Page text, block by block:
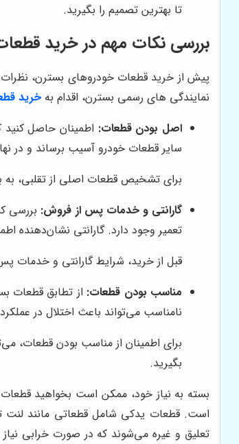
تا بهترین تصمیم را بگیرید.
بررسی نکات مهم در خرید
پیش از خرید قطعات خودروهای بسترن،
نمایندگی های رسمی بسترن، اقدام به خرید
اصل بودن قطعات: اطمینان حاصل کنید
سایر قطعات خودرو آسیب برساند و در
برای تشخیص قطعات اصلی از تقلبی، به
گارانتی و خدمات پس از فروش: بررسی
تعمیر وجود دارد. گارانتی نشان‌دهنده
قبل از خرید، شرایط گارانتی و خدمات
مناسب بودن قطعات: از تطابق قطعات
نامناسب می‌تواند باعث اختلال در
برای اطمینان از مناسب بودن قطعات،
بگیرید.
بسته به نیاز خود، ممکن است بخواهید
است. قطعات یدکی شامل قطعاتی مانند لنت
تعلیق و غیره می‌شوند که در صورت خرابی